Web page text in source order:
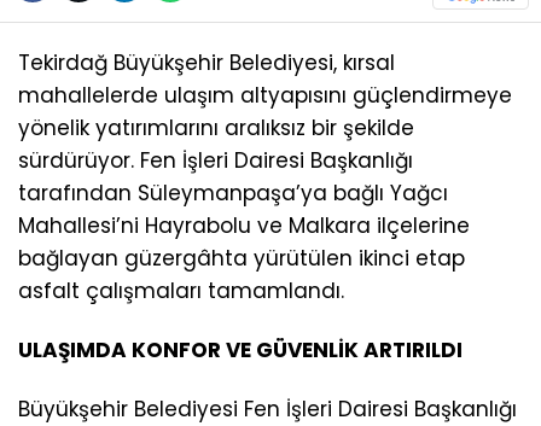
Tekirdağ Büyükşehir Belediyesi, kırsal
mahallelerde ulaşım altyapısını güçlendirmeye
yönelik yatırımlarını aralıksız bir şekilde
sürdürüyor. Fen İşleri Dairesi Başkanlığı
tarafından Süleymanpaşa’ya bağlı Yağcı
Mahallesi’ni Hayrabolu ve Malkara ilçelerine
bağlayan güzergâhta yürütülen ikinci etap
asfalt çalışmaları tamamlandı.
ULAŞIMDA KONFOR VE GÜVENLİK ARTIRILDI
Büyükşehir Belediyesi Fen İşleri Dairesi Başkanlığı